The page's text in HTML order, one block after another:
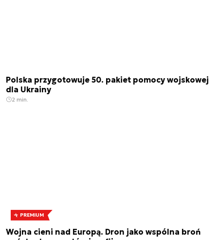
Polska przygotowuje 50. pakiet pomocy wojskowej
dla Ukrainy
2 min.
PREMIUM
Wojna cieni nad Europą. Dron jako wspólna broń